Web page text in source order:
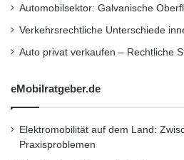
einem Anteil von 46
aller Fahrzeuge, die
in Europa verkauft hat.
katapultiert und den
CX-5 hinter sich gelassen.
Automobilsektor: Galvanische
Verkehrsrechtliche Unterschiede
Auto privat verkaufen – Rechtliche
eMobilratgeber.de
Elektromobilität auf dem Land:
Praxisproblemen